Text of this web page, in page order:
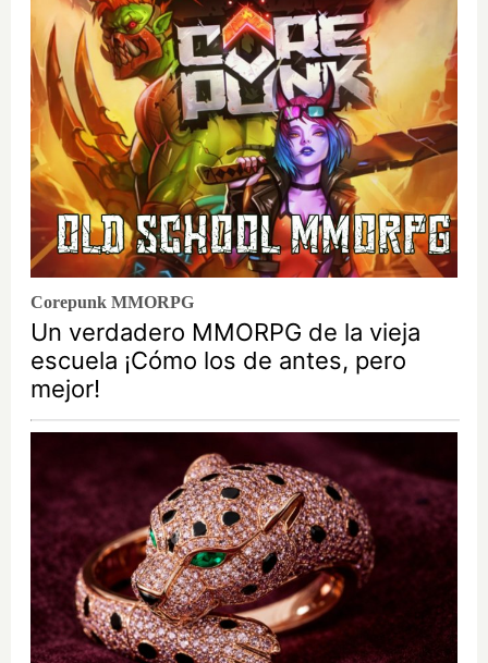
Corepunk MMORPG
Un verdadero MMORPG de la vieja
escuela ¡Cómo los de antes, pero
mejor!